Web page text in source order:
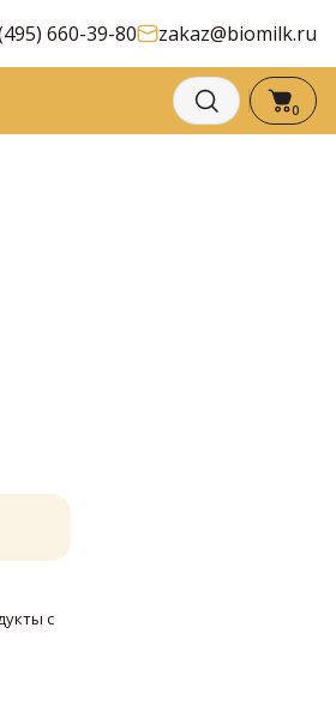
660-39-80 zakaz@biomilk.ru
0
с